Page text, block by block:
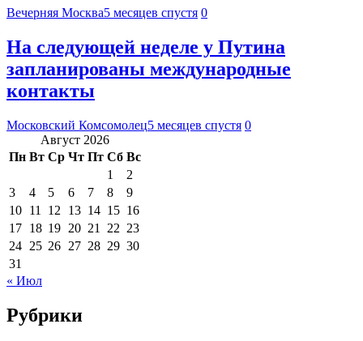
Вечерняя Москва5 месяцев спустя 0
На следующей неделе у Путина
запланированы международные
контакты
Московский Комсомолец5 месяцев спустя 0
Август 2026
Пн Вт Ср Чт Пт Сб Вс
1
2
3
4 5 6 7 8
9
10 11 12 13 14 15 16
17 18 19 20 21 22 23
24 25 26 27 28 29 30
31
« Июл
Рубрики